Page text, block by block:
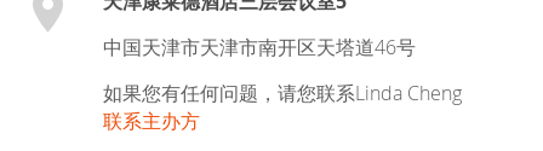
中国天津市天津市南开区天塔道46号
如果您有任何问题，请您联系Linda Cheng
联系主办方